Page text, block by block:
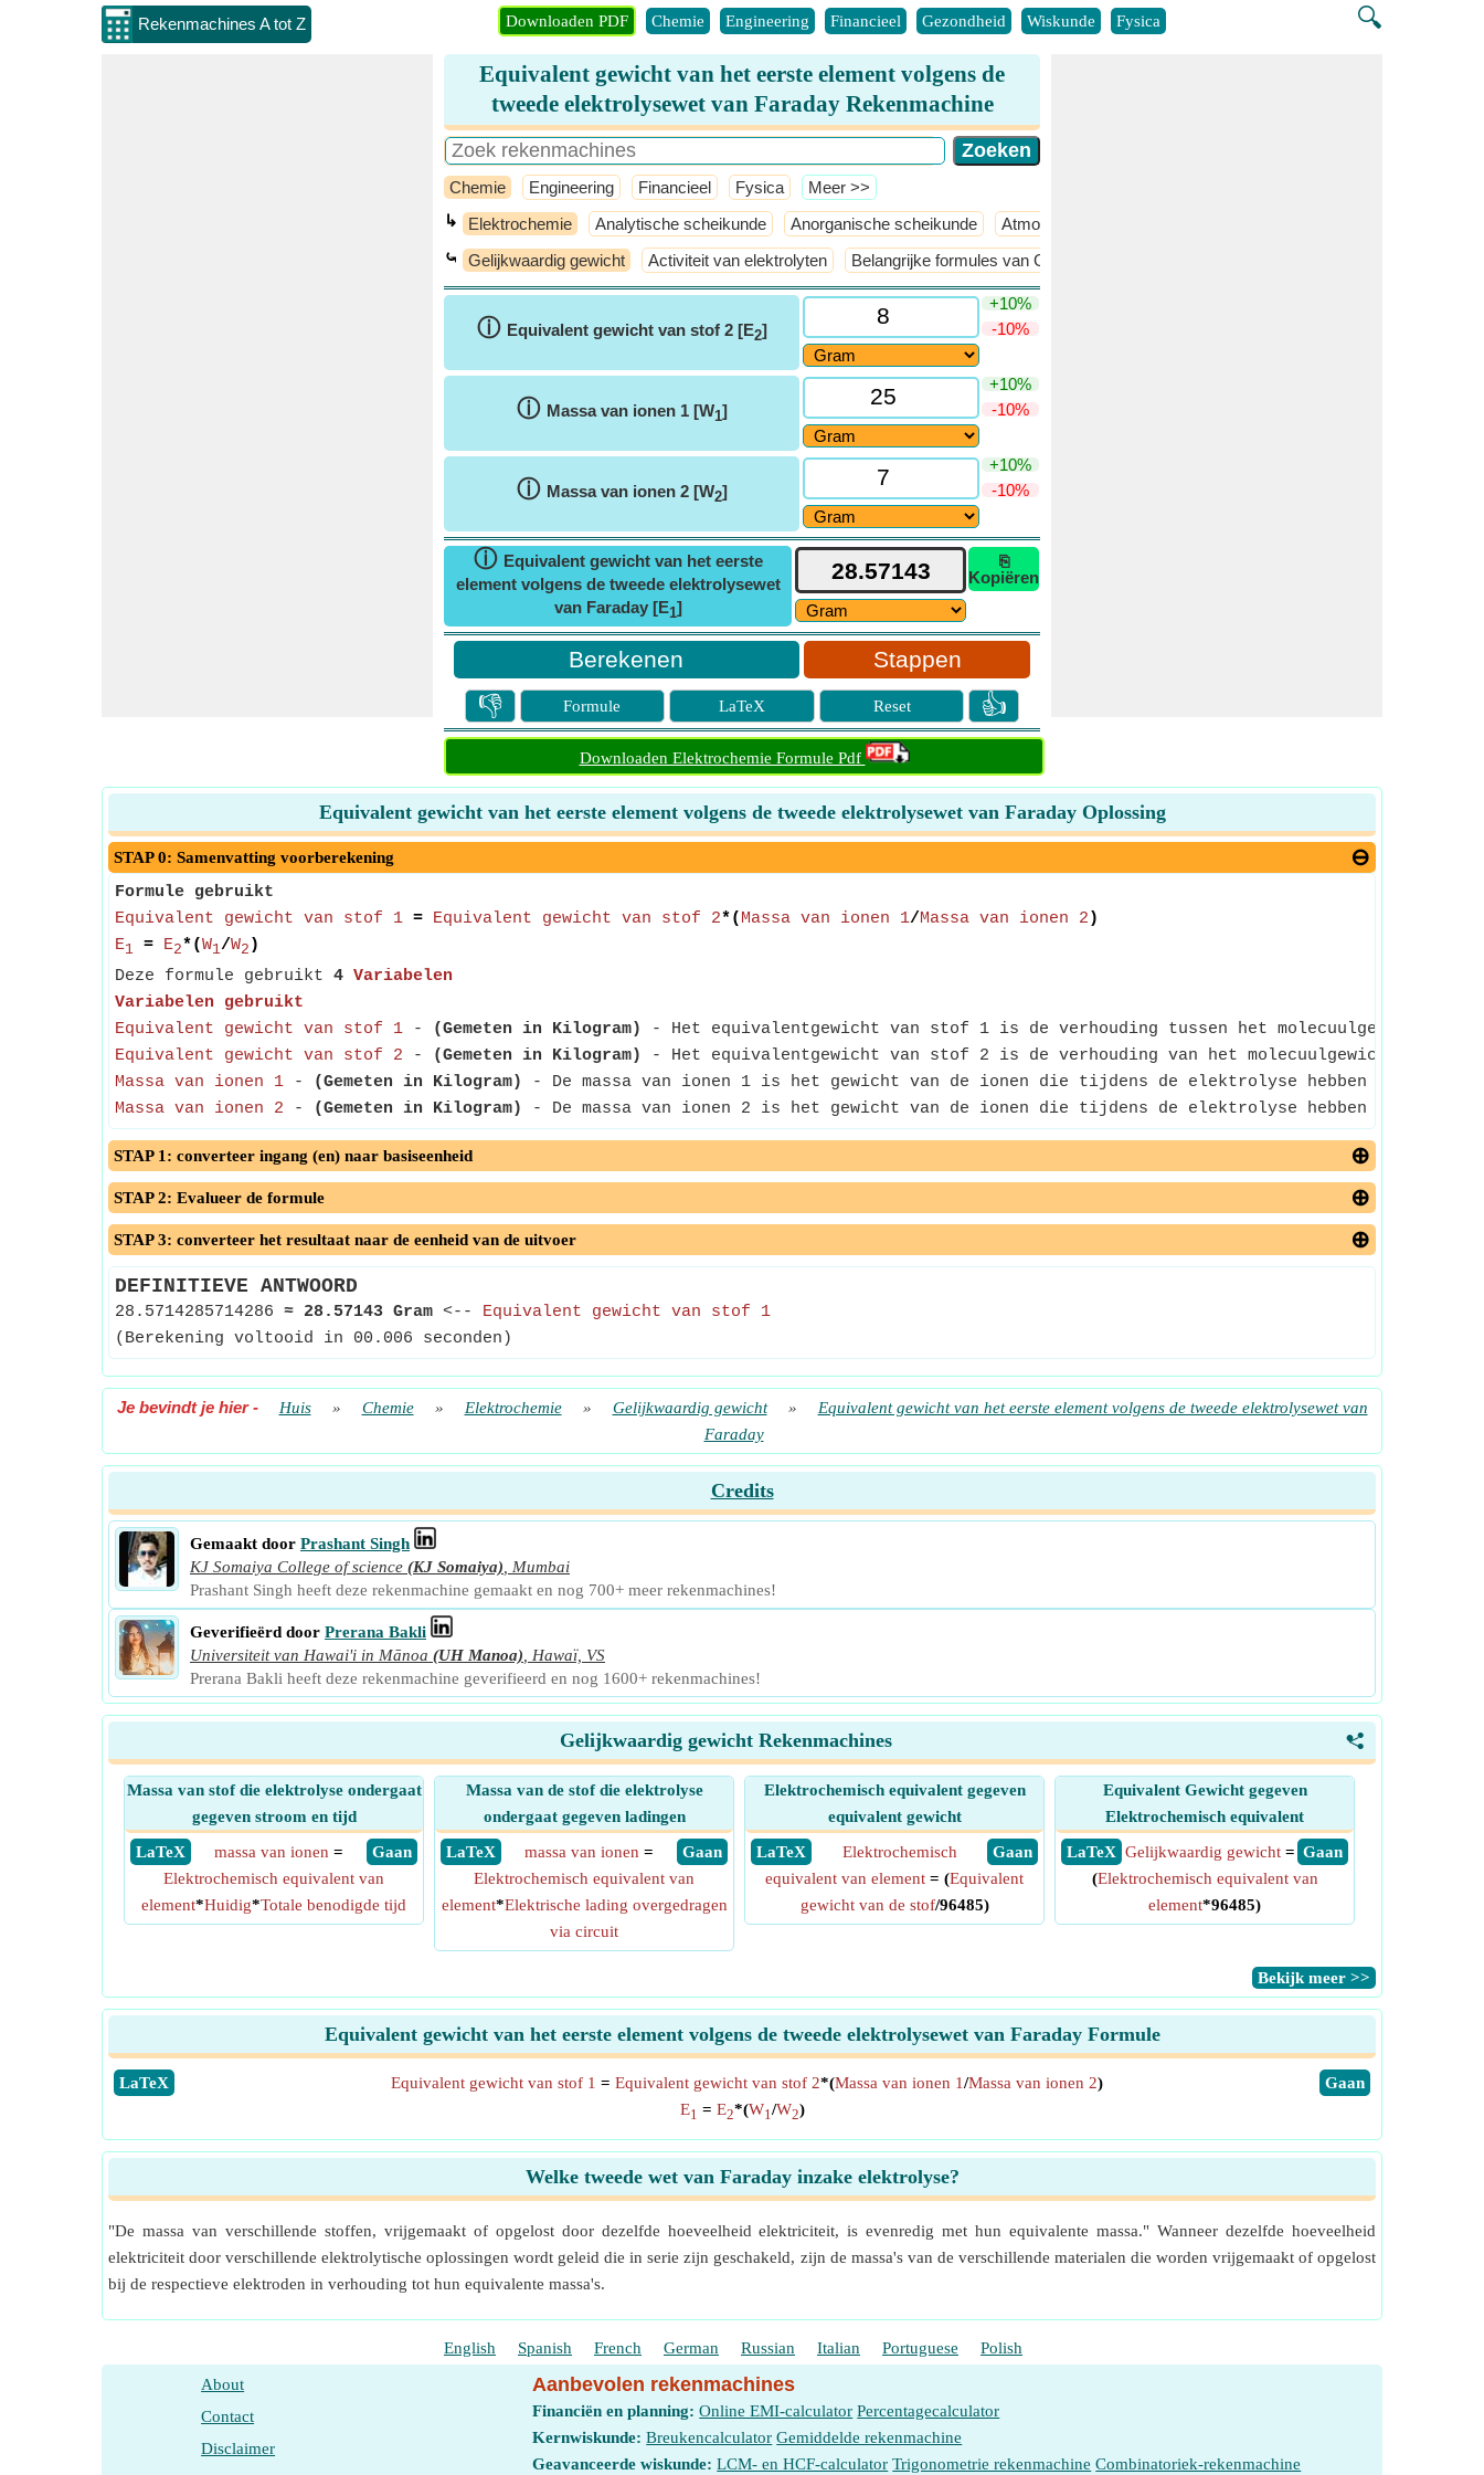
Rekenmachines A tot Z 🔍
Downloaden PDF Chemie Engineering Financieel Gezondheid Wiskunde Fysica
Equivalent gewicht van het eerste element volgens de
tweede elektrolysewet van Faraday Rekenmachine
Chemie Engineering Financieel Fysica ​Meer >>
↳ Elektrochemie Analytische scheikunde Anorganische scheikunde Atmosferische Chemie
⤿ Gelijkwaardig gewicht Activiteit van elektrolyten Belangrijke formules van Gibbs Vrije Energie en Entropie en Helmholtz Vrije Energie en
ⓘ Equivalent gewicht van stof 2 [E2]
+10%
-10%
ⓘ Massa van ionen 1 [W1]
+10%
-10%
ⓘ Massa van ionen 2 [W2]
+10%
-10%
ⓘ Equivalent gewicht van het eerste
element volgens de tweede elektrolysewet
van Faraday [E1]
⎘
Kopiëren
Stappen
👎 Formule LaTeX Reset 👍
Downloaden Elektrochemie Formule Pdf
Equivalent gewicht van het eerste element volgens de tweede elektrolysewet van Faraday Oplossing
STAP 0: Samenvatting voorberekening
Formule gebruikt
Equivalent gewicht van stof 1 = Equivalent gewicht van stof 2*( Massa van ionen 1/Massa van ionen 2 )
E1 = E2*(W1/W2 )
Deze formule gebruikt 4 Variabelen
Variabelen gebruikt
Equivalent gewicht van stof 1 - (Gemeten in Kilogram)
- Het equivalentgewicht van stof 1 is de verhouding tussen het molecuulgewicht
Equivalent gewicht van stof 2 - (Gemeten in Kilogram)
- Het equivalentgewicht van stof 2 is de verhouding van het molecuulgewicht tot
Massa van ionen 1 - (Gemeten in Kilogram)
- De massa van ionen 1 is het gewicht van de ionen die tijdens de elektrolyse hebben gereageerd
Massa van ionen 2 - (Gemeten in Kilogram) - De massa van ionen 2 is het gewicht van de ionen die tijdens de elektrolyse hebben gereageerd
STAP 1: converteer ingang (en) naar basiseenheid
STAP 2: Evalueer de formule
STAP 3: converteer het resultaat naar de eenheid van de uitvoer
DEFINITIEVE ANTWOORD
28.5714285714286 ≈ 28.57143 Gram <-- Equivalent gewicht van stof 1
(Berekening voltooid in 00.006 seconden)
Je bevindt je hier- Huis » Chemie » Elektrochemie » Gelijkwaardig gewicht »
Equivalent gewicht van het eerste element volgens de tweede elektrolysewet van
Faraday
Credits
Gemaakt door Prashant Singh
KJ Somaiya College of science (KJ Somaiya)
Mumbai
Prashant Singh heeft deze rekenmachine gemaakt en nog 700+ meer rekenmachines!
Geverifieërd door Prerana Bakli
Universiteit van Hawai'i in Mānoa (UH Manoa)
Hawaï, VS
Prerana Bakli heeft deze rekenmachine geverifieerd en nog 1600+ rekenmachines!
<
Gelijkwaardig gewicht Rekenmachines
Massa van stof die elektrolyse ondergaat
gegeven stroom en tijd
​ LaTeX
​ Gaan
massa van ionen =
Elektrochemisch equivalent van
element*Huidig*Totale benodigde tijd
Massa van de stof die elektrolyse
ondergaat gegeven ladingen
​ LaTeX
​ Gaan
massa van ionen =
Elektrochemisch equivalent van
element*Elektrische lading overgedragen
via circuit
Elektrochemisch equivalent gegeven
equivalent gewicht
​ LaTeX
​ Gaan
Elektrochemisch
equivalent van element = (Equivalent
gewicht van de stof/96485)
Equivalent Gewicht gegeven
Elektrochemisch equivalent
​ LaTeX
​ Gaan
Gelijkwaardig gewicht=
(Elektrochemisch equivalent van
element*96485)
​Bekijk meer >>
Equivalent gewicht van het eerste element volgens de tweede elektrolysewet van Faraday Formule
​LaTeX ​Gaan
Equivalent gewicht van stof 1 = Equivalent gewicht van stof 2*(Massa van ionen 1/Massa van ionen 2)
E1 = E2*(W1/W2)
Welke tweede wet van Faraday inzake elektrolyse?
"De massa van verschillende stoffen, vrijgemaakt of opgelost door dezelfde hoeveelheid elektriciteit, is evenredig met hun equivalente massa." Wanneer dezelfde hoeveelheid
elektriciteit door verschillende elektrolytische oplossingen wordt geleid die in serie zijn geschakeld, zijn de massa's van de verschillende materialen die worden vrijgemaakt of opgelost
bij de respectieve elektroden in verhouding tot hun equivalente massa's.
English Spanish French German Russian Italian Portuguese Polish
About
Contact
Disclaimer
Aanbevolen rekenmachines
Financiën en planning: Online EMI-calculator Percentagecalculator
Kernwiskunde: Breukencalculator Gemiddelde rekenmachine
Geavanceerde wiskunde: LCM- en HCF-calculator Trigonometrie rekenmachine Combinatoriek-rekenmachine